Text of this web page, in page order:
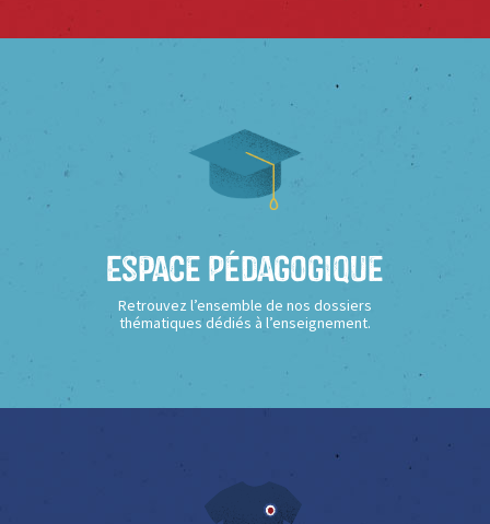
Espace Pédagogique
Retrouvez l’ensemble de nos dossiers
thématiques dédiés à l’enseignement.